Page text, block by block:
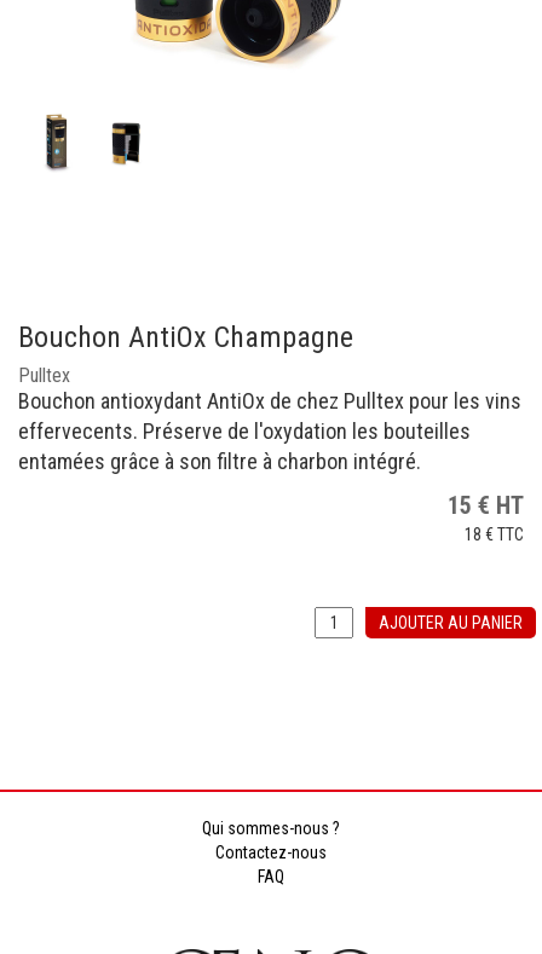
Bouchon AntiOx Champagne
Pulltex
Bouchon antioxydant AntiOx de chez Pulltex pour les vins
effervecents. Préserve de l'oxydation les bouteilles
entamées grâce à son filtre à charbon intégré.
15 € HT
18 €TTC
AJOUTER AU PANIER
Qui sommes-nous ?
Contactez-nous
FAQ